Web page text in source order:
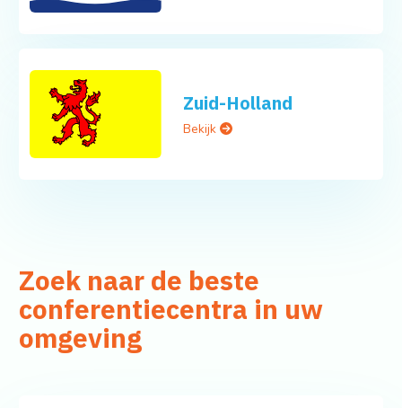
Zuid-Holland
Bekijk
Zoek naar de beste
conferentiecentra in uw
omgeving